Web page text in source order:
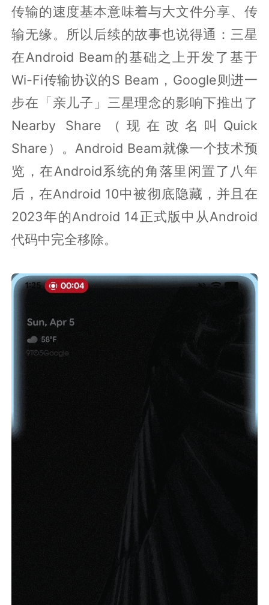
传输的速度基本意味着与大文件分享、传
输无缘。所以后续的故事也说得通：三星
在Android Beam的基础之上开发了基于
Wi-Fi传输协议的S Beam，Google则进一
步在「亲儿子」三星理念的影响下推出了
Nearby Share（现在改名叫Quick
Share）。Android Beam就像一个技术预
览，在Android系统的角落里闲置了八年
后，在Android 10中被彻底隐藏，并且在
2023年的Android 14正式版中从Android
代码中完全移除。